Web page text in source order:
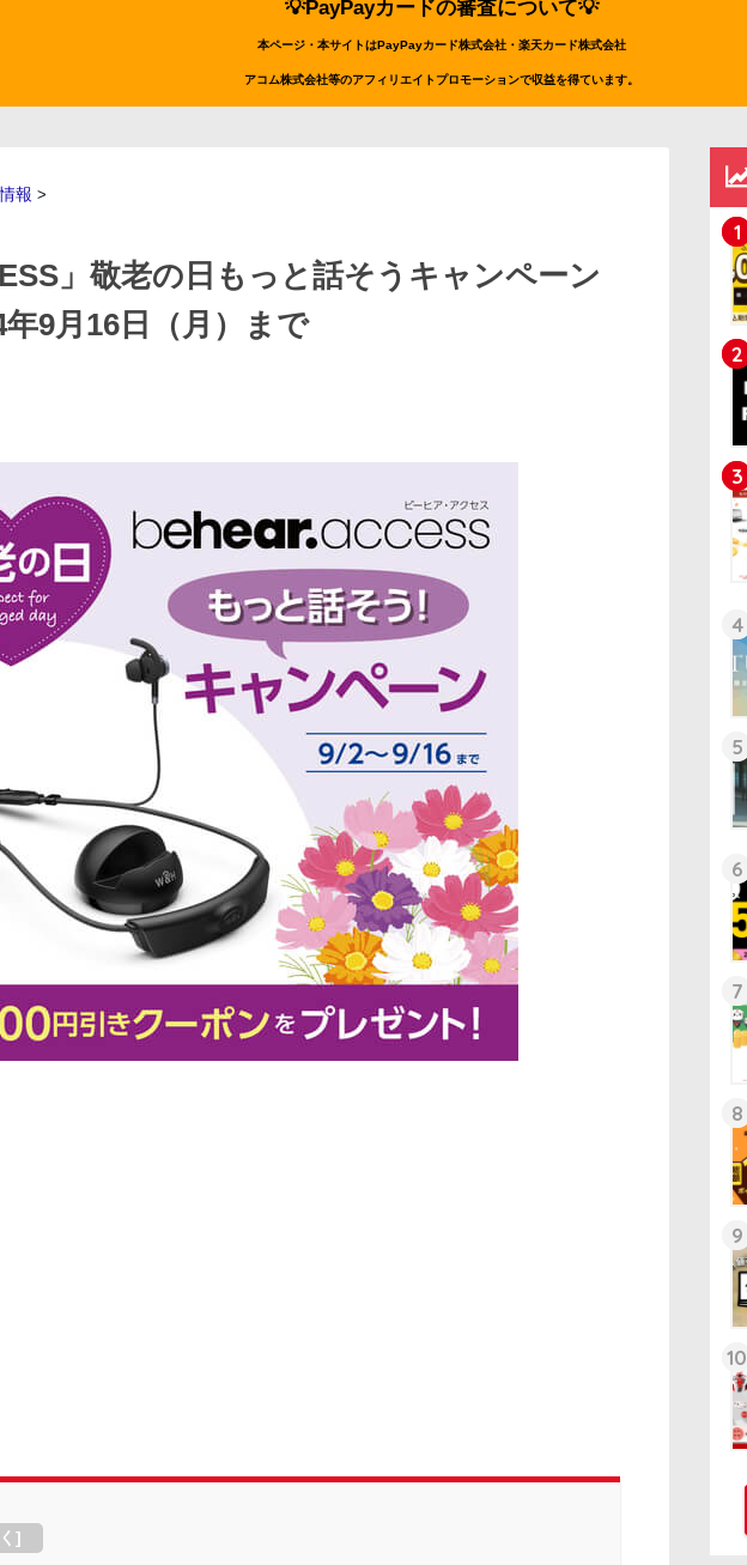
💡PayPayカードの審査について💡
本ページ・本サイトはPayPayカード株式会社・楽天カード株式会社
アコム株式会社等のアフィリエイトプロモーションで収益を得ています。
報 >
」敬老の日もっと話そうキャンペーン
9月16日（月）まで
]
1
2
3
4
5
6
7
8
9
10